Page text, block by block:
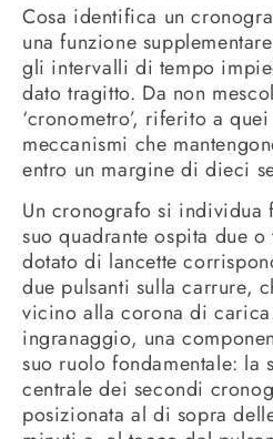
Cosa identifica un
una funzione
gli intervalli di tempo
dato tragitto. Da non
‘cronometro’, riferito a
meccanismi che
entro un margine di dieci
Un cronografo si individua
suo quadrante ospita due
dotato di lancette
due pulsanti sulla carrure,
vicino alla corona di
ingranaggio, una
suo ruolo fondamentale: la
centrale dei secondi
posizionata al di sopra